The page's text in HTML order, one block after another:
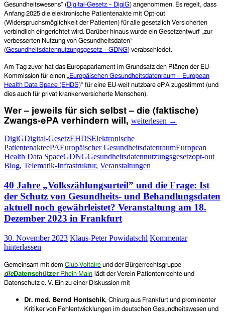
Gesundheitswesens“ ( Digital-Gesetz – DigiG) angenommen. Es regelt, dass
Anfang 2025 die elektronische Patientenakte mit Opt-out
(Widerspruchsmöglichkeit der Patienten) für alle gesetzlich Versicherten
verbindlich eingerichtet wird. Darüber hinaus wurde ein Gesetzentwurf „zur
verbesserten Nutzung von Gesundheitsdaten“
(Gesundheitsdatennutzungsgesetz – GDNG) verabschiedet.
Am Tag zuvor hat das Europaparlament im Grundsatz den Plänen der EU-
Kommission für einen „Europäischen Gesundheitsdatenraum – European
Health Data Space (EHDS)“ für eine EU-weit nutzbare ePA zugestimmt (und
dies auch für privat krankenversicherte Menschen).
Wer – jeweils für sich selbst – die (faktische)
Zwangs-ePA verhindern will, In
und
Berlin
beschlossen:
Elektronische
(ePA)
für
alle
–
EU-
weiterlesen →
DigiGDigital-GesetzEHDSElektronische
PatientenakteePAEuropäischer GesundheitsdatenraumEuropean
Health Data SpaceGDNGGesundheitsdatennutzungsgesetzopt-out
Blog, Telematik-Infrastruktur, Veranstaltungen
40 Jahre „Volkszählungsurteil” und die Frage: Ist
der Schutz von Gesundheits- und Behandlungsdaten
aktuell noch gewährleistet? Veranstaltung am 18.
Dezember 2023 in Frankfurt
30. November 2023 Klaus-Peter Powidatschl Kommentar
hinterlassen
Gemeinsam mit dem Club Voltaire und der Bürgerrechtsgruppe
dieDatenschützer Rhein Main lädt der Verein Patientenrechte und
Datenschutz e. V. Ein zu einer Diskussion mit
Dr. med. Bernd Hontschik, Chirurg aus Frankfurt und prominenter
Kritiker von Fehlentwicklungen im deutschen Gesundheitswesen und